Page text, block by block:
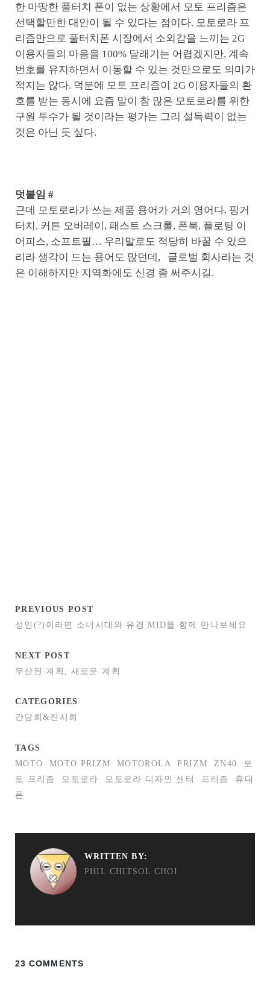
한 마땅한 풀터치 폰이 없는 상황에서 모토 프리즘은
선택할만한 대안이 될 수 있다는 점이다. 모토로라 프
리즘만으로 풀터치폰 시장에서 소외감을 느끼는 2G
이용자들의 마음을 100% 달래기는 어렵겠지만, 계속
번호를 유지하면서 이동할 수 있는 것만으로도 의미가
적지는 않다. 덕분에 모토 프리즘이 2G 이용자들의 환
호를 받는 동시에 요즘 말이 참 많은 모토로라를 위한
구원 투수가 될 것이라는 평가는 그리 설득력이 없는
것은 아닌 듯 싶다.
덧붙임 #
근데 모토로라가 쓰는 제품 용어가 거의 영어다. 핑거
터치, 커튼 오버레이, 패스트 스크롤, 폰북, 플로팅 이
어피스, 소프트필… 우리말로도 적당히 바꿀 수 있으
리라 생각이 드는 용어도 많던데, 글로벌 회사라는 것
은 이해하지만 지역화에도 신경 좀 써주시길.
PREVIOUS POST
성인(?)이라면 소녀시대와 유경 MID를 함께 만나보세요
NEXT POST
무산된 계획, 새로운 계획
CATEGORIES
간담회&전시회
TAGS
MOTO
MOTO PRIZM MOTOROLA PRIZM ZN40
모
토 프리즘
모토로라 모토로라 디자인 센터 프리즘
휴대
폰
WRITTEN BY:
PHIL CHITSOL CHOI
23 COMMENTS